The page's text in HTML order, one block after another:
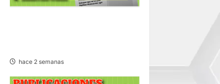
hace 2 semanas